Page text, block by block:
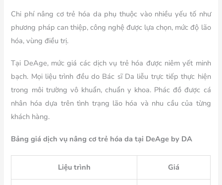
Chi phí nâng cơ trẻ hóa da phụ thuộc vào nhiều yếu tố như
phương pháp can thiệp, công nghệ được lựa chọn, mức độ lão
hóa, vùng điều trị.
Tại DeAge, mức giá các dịch vụ trẻ hóa được niêm yết minh
bạch. Mọi liệu trình đều do Bác sĩ Da liễu trực tiếp thực hiện
trong môi trường vô khuẩn, chuẩn y khoa. Phác đồ được cá
nhân hóa dựa trên tình trạng lão hóa và nhu cầu của từng
khách hàng.
Bảng giá dịch vụ nâng cơ trẻ hóa da tại DeAge by DA
Liệu trình Giá